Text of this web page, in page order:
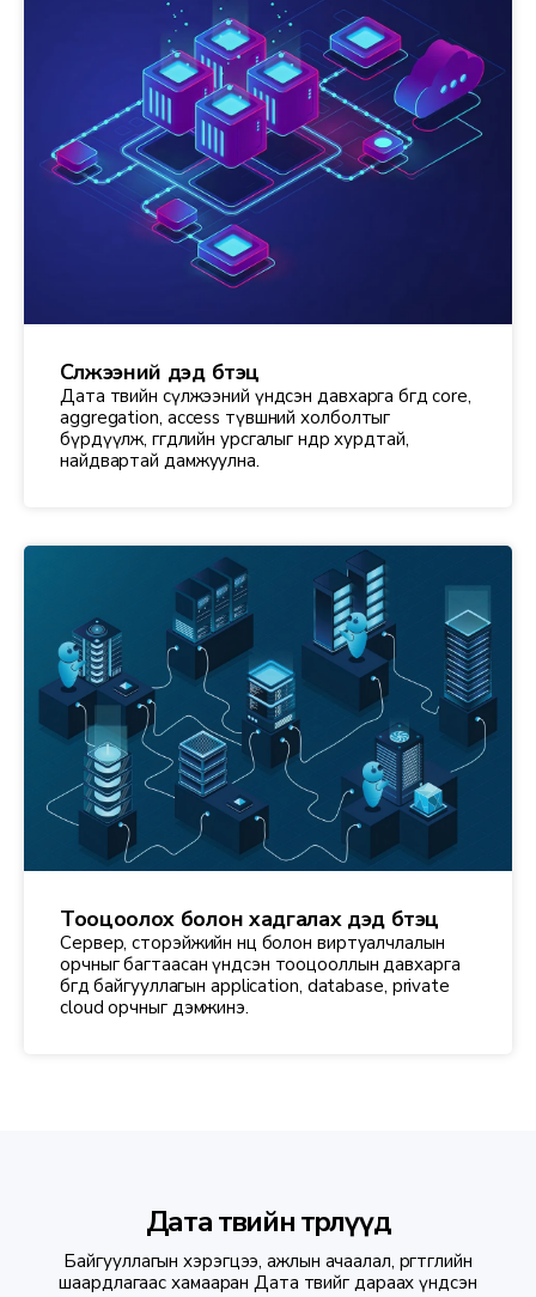
Сүлжээний дэд бүтэц
Дата төвийн сүлжээний үндсэн давхарга бөгөөд core,
aggregation, access түвшний холболтыг
бүрдүүлж, өгөгдлийн урсгалыг өндөр хурдтай,
найдвартай дамжуулна.
Тооцоолох болон хадгалах дэд бүтэц
Сервер, сторэйжийн нөөц болон виртуалчлалын
орчныг багтаасан үндсэн тооцооллын давхарга
бөгөөд байгууллагын application, database, private
cloud орчныг дэмжинэ.
Дата төвийн төрлүүд
Байгууллагын хэрэгцээ, ажлын ачаалал, өргөтгөлийн
шаардлагаас хамааран Дата төвийг дараах үндсэн